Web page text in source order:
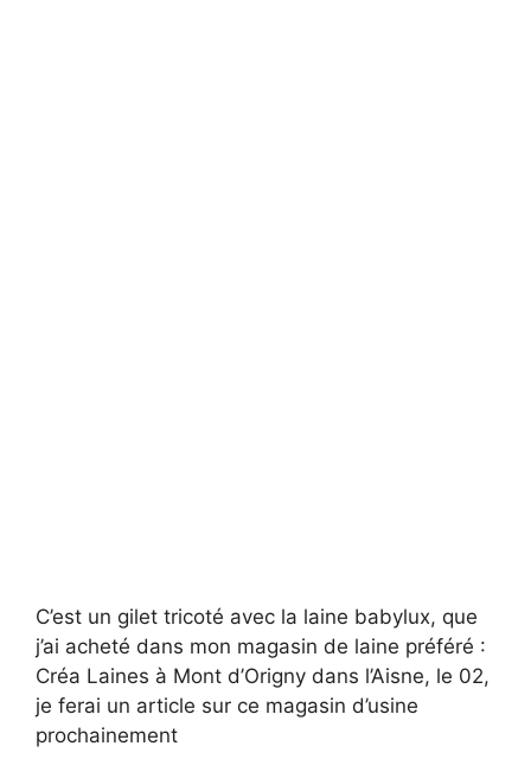
C’est un gilet tricoté avec la laine babylux, que
j’ai acheté dans mon magasin de laine préféré :
Créa Laines à Mont d’Origny dans l’Aisne, le 02,
je ferai un article sur ce magasin d’usine
prochainement